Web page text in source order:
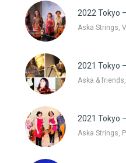
2022 Tokyo
Aska Strings,
2021 Tokyo
Aska &
2021 Tokyo
Aska Strings,